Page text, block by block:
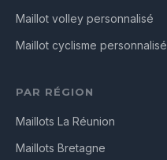
Maillot volley personnalisé
Maillot cyclisme personnalisé
PAR RÉGION
Maillots La Réunion
Maillots Bretagne